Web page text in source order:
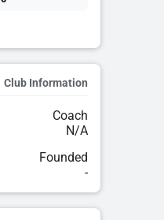
Club Information
Coach
N/A
Founded
-